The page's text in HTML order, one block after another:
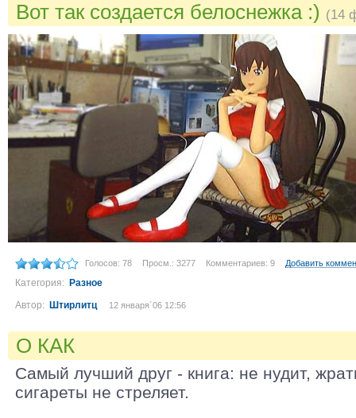
Вот так создается белоснежка :) (14
Голосов: 78 Просм.: 3277 Комментариев: 9 Добавить
Категория: Разное
Автор: Штирлитц 12 января´06 12:56
О КАК
Самый лучший друг - книга: не нудит,
сигареты не стреляет.